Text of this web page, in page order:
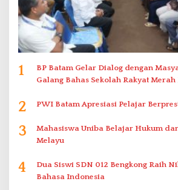
1
BP Batam Gelar Dialog dengan
Galang Bahas Sekolah Rakyat Merah
2 PWI Batam Apresiasi Pelajar
3
Mahasiswa Uniba Belajar Hukum
Melayu
4
Dua Siswi SDN 012 Bengkong Raih
Bahasa Indonesia